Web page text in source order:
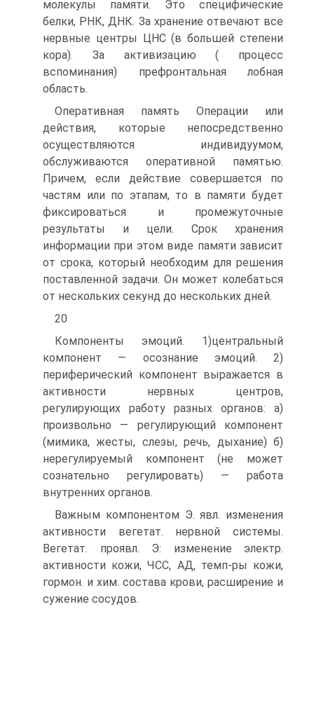
молекулы памяти. Это специфические
белки, РНК, ДНК. За хранение отвечают все
нервные центры ЦНС (в большей степени
кора). За активизацию ( процесс
вспоминания) префронтальная лобная
область.
Оперативная память Операции или
действия, которые непосредственно
осуществляются индивидуумом,
обслуживаются оперативной памятью.
Причем, если действие совершается по
частям или по этапам, то в памяти будет
фиксироваться и промежуточные
результаты и цели. Срок хранения
информации при этом виде памяти зависит
от срока, который необходим для решения
поставленной задачи. Он может колебаться
от нескольких секунд до нескольких дней.
20
Компоненты эмоций. 1)центральный
компонент — осознание эмоций. 2)
периферический компонент выражается в
активности нервных центров,
регулирующих работу разных органов: а)
произвольно — регулирующий компонент
(мимика, жесты, слезы, речь, дыхание) б)
нерегулируемый компонент (не может
сознательно регулировать) — работа
внутренних органов.
Важным компонентом Э. явл. изменения
активности вегетат. нервной системы.
Вегетат. проявл. Э: изменение электр.
активности кожи, ЧСС, АД, темп-ры кожи,
гормон. и хим. состава крови, расширение и
сужение сосудов.